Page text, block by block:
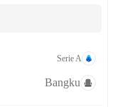
Serie A
Bangku